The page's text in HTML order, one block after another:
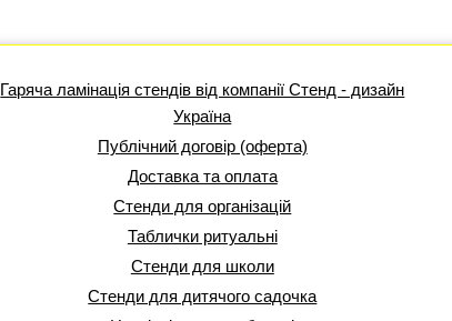
Гаряча ламінація стендів від компанії Стенд - дизайн
Україна
Публічний договір (оферта)
Доставка та оплата
Стенди для організацій
Таблички ритуальні
Стенди для школи
Стенди для дитячого садочка